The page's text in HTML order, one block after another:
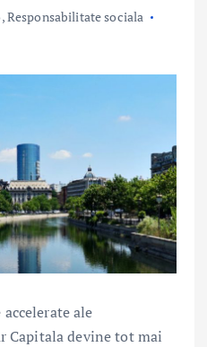
,Responsabilitate sociala
ale
Capitala devine tot mai